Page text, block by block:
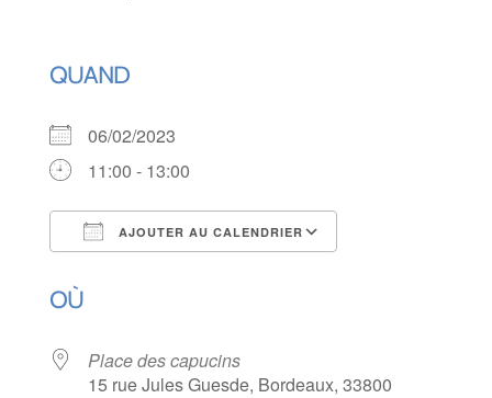
QUAND
06/02/2023
11:00 - 13:00
AJOUTER AU CALENDRIER
OÙ
Place des capucins
15 rue Jules Guesde, Bordeaux, 33800